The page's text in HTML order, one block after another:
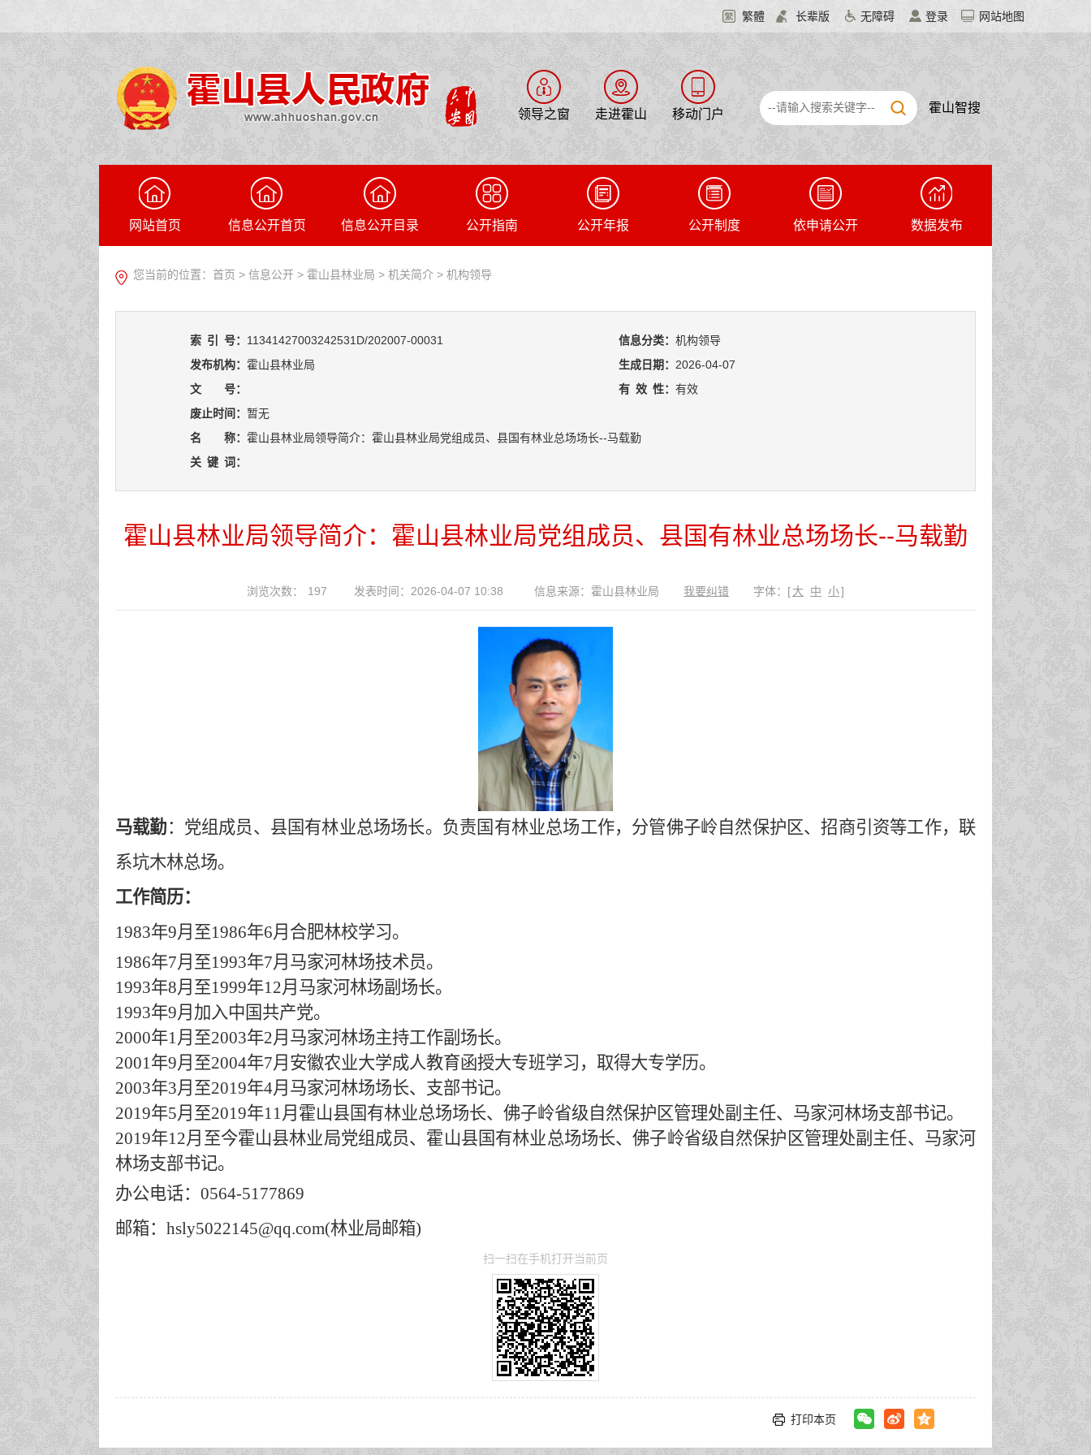
繁體 长辈版 无障碍 登录 网站地图
领导之窗 走进霍山 移动门户 霍山智搜
网站首页 信息公开首页 信息公开目录 公开指南 公开年报 公开制度 依申请公开 数据发布
您当前的位置： 首页 > 信息公开 > 霍山县林业局 > 机关简介 > 机构领导
索 引 号： 11341427003242531D/202007-00031 信息分类： 机构领导
发布机构： 霍山县林业局 生成日期： 2026-04-07
文 号：
有 效 性： 有效
废止时间： 暂无
名 称： 霍山县林业局领导简介：霍山县林业局党组成员、县国有林业总场场长--马载勤
关 键 词：
霍山县林业局领导简介：霍山县林业局党组成员、县国有林业总场场长--马载勤
浏览次数： 197 发表时间：2026-04-07 10:38 信息来源：霍山县林业局 我要纠错 字体： [大 中 小]
马载勤： 党组成员、县国有林业总场场长。 负责国有林业总场工作，分管佛子岭自然保护区、招商引资等工作，联
系坑木林总场。
工作简历：
1983年9月至1986年6月合肥林校学习。
1986年7月至1993年7月马家河林场技术员。
1993年8月至1999年12月马家河林场副场长。
1993年9月加入中国共产党。
2000年1月至2003年2月马家河林场主持工作副场长。
2001年9月至2004年7月安徽农业大学成人教育函授大专班学习，取得大专学历。
2003年3月至2019年4月马家河林场场长、支部书记。
2019年5月至2019年11月霍山县国有林业总场场长、佛子岭省级自然保护区管理处副主任、马家河林场支部书记。
2019年12月至今霍山县林业局党组成员、霍山县国有林业总场场长、佛子岭省级自然保护区管理处副主任、马家河
林场支部书记。
办公电话：0564-5177869
邮箱： hsly5022145@qq.com(林业局邮箱)
扫一扫在手机打开当前页
打印本页